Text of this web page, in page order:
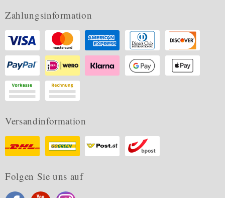
Zahlungsinformation
Versandinformation
Folgen Sie uns auf